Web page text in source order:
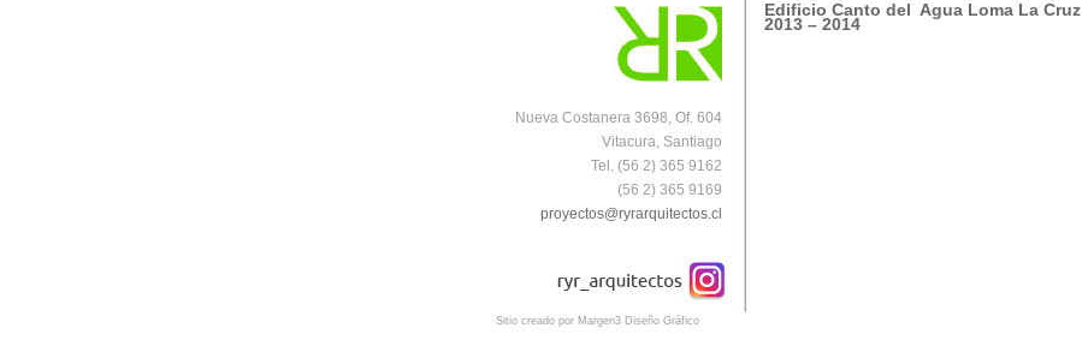
Nueva Costanera 3698, Of. 604
Vitacura, Santiago
Tel. (56 2) 365 9162
(56 2) 365 9169
proyectos@ryrarquitectos.cl
Edificio Canto del Agua Loma La Cruz
2013 – 2014
Sitio creado por Margen3 Diseño Gráfico